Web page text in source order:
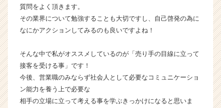
が
届
く
活
サ
イ
ト
チ
質問をよく頂きます。
その業界について勉強することも大切ですし、自己啓発の為に
なにかアクションしてみるのも良いですよね！
そんな中で私がオススメしているのが「売り手の目線に立って
接客を受ける事」です！
今後、営業職のみならず社会人として必要なコミュニケーショ
ン能力を養う上で必要な
相手の立場に立って考える事を学ぶきっかけになると思いま